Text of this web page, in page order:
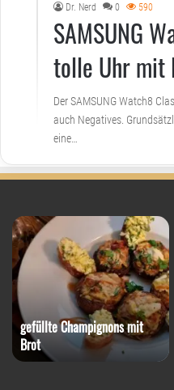
Dr. Nerd 0 590
SAMSUNG
tolle Uhr mit
Der SAMSUNG Watch8
auch Negatives.
eine…
gefüllte Champignons mit
Brot